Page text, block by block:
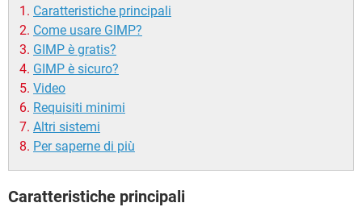
Caratteristiche principali
Come usare GIMP?
GIMP è gratis?
GIMP è sicuro?
Video
Requisiti minimi
Altri sistemi
Per saperne di più
Caratteristiche principali